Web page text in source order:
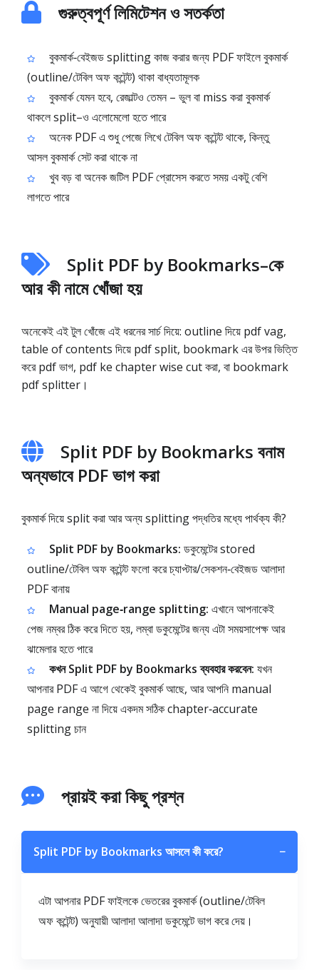
গুরুত্বপূর্ণ লিমিটেশন ও সতর্কতা
বুকমার্ক‑বেইজড splitting কাজ করার জন্য PDF ফাইলে বুকমার্ক
(outline/টেবিল অফ কন্টেন্ট) থাকা বাধ্যতামূলক
বুকমার্ক যেমন হবে, রেজাল্টও তেমন – ভুল বা miss করা বুকমার্ক
থাকলে split–ও এলোমেলো হতে পারে
অনেক PDF এ শুধু পেজে লিখে টেবিল অফ কন্টেন্ট থাকে, কিন্তু
আসল বুকমার্ক সেট করা থাকে না
খুব বড় বা অনেক জটিল PDF প্রোসেস করতে সময় একটু বেশি
লাগতে পারে
Split PDF by Bookmarks–কে
আর কী নামে খোঁজা হয়
অনেকেই এই টুল খোঁজে এই ধরনের সার্চ দিয়ে: outline দিয়ে pdf vag,
table of contents দিয়ে pdf split, bookmark এর উপর ভিত্তি
করে pdf ভাগ, pdf ke chapter wise cut করা, বা bookmark
pdf splitter।
Split PDF by Bookmarks বনাম
অন্যভাবে PDF ভাগ করা
বুকমার্ক দিয়ে split করা আর অন্য splitting পদ্ধতির মধ্যে পার্থক্য কী?
Split PDF by Bookmarks: ডকুমেন্টের stored
outline/টেবিল অফ কন্টেন্ট ফলো করে চ্যাপ্টার/সেকশন‑বেইজড আলাদা
PDF বানায়
Manual page‑range splitting: এখানে আপনাকেই
পেজ নম্বর ঠিক করে দিতে হয়, লম্বা ডকুমেন্টের জন্য এটা সময়সাপেক্ষ আর
ঝামেলার হতে পারে
কখন Split PDF by Bookmarks ব্যবহার করবেন: যখন
আপনার PDF এ আগে থেকেই বুকমার্ক আছে, আর আপনি manual
page range না দিয়ে একদম সঠিক chapter‑accurate
splitting চান
প্রায়ই করা কিছু প্রশ্ন
Split PDF by Bookmarks আসলে কী করে? −
এটা আপনার PDF ফাইলকে ভেতরের বুকমার্ক (outline/টেবিল
অফ কন্টেন্ট) অনুযায়ী আলাদা আলাদা ডকুমেন্টে ভাগ করে দেয়।